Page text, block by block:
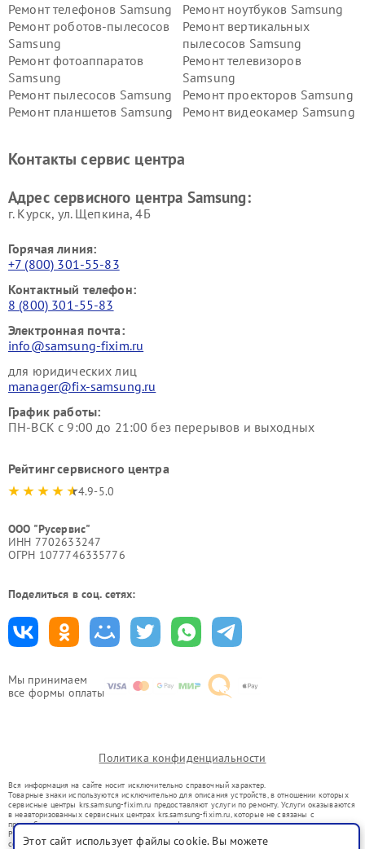
Мы принимаем
все формы оплаты
Ремонт телефонов Samsung
Ремонт ноутбуков Samsung
Ремонт роботов-пылесосов
Samsung
Ремонт вертикальных
пылесосов Samsung
Ремонт фотоаппаратов
Samsung
Ремонт телевизоров
Samsung
Ремонт пылесосов Samsung
Ремонт проекторов Samsung
Ремонт планшетов Samsung
Ремонт видеокамер Samsung
Контакты сервис центра
Адрес сервисного центра Samsung:
г. Курск, ул. Щепкина, 4Б
Горячая линия:
+7 (800) 301-55-83
Контактный телефон:
8 (800) 301-55-83
Электронная почта:
info@samsung-fixim.ru
для юридических лиц
manager@fix-samsung.ru
График работы:
ПН-ВСК с 9:00 до 21:00 без перерывов и выходных
Рейтинг сервисного центра
4.9-5.0
ООО "Русервис"
ИНН 7702633247
ОГРН 1077746335776
Поделиться в соц. сетях:
Политика конфиденциальности
Вся информация на сайте носит исключительно справочный характер.
Товарные знаки используются исключительно для описания устройств, в отношении которых
сервисные центры krs.samsung-fixim.ru предоставляют услуги по ремонту. Услуги оказываются
в неавторизованных сервисных центрах krs.samsung-fixim.ru, которые не связаны с
правообладателями товарных знаков или их официальными представителями.
Ремонт осуществляется для устройств, уже введенных в гражданский оборот в соответствии
со статьей 1487 ГК РФ.
Этот сайт использует файлы cookie. Вы можете